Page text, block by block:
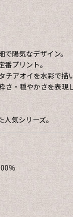
で陽気なデザイン。
番プリント。
チアオイを水彩で描
さ・穏やかさを表現
人気シリーズ。
％